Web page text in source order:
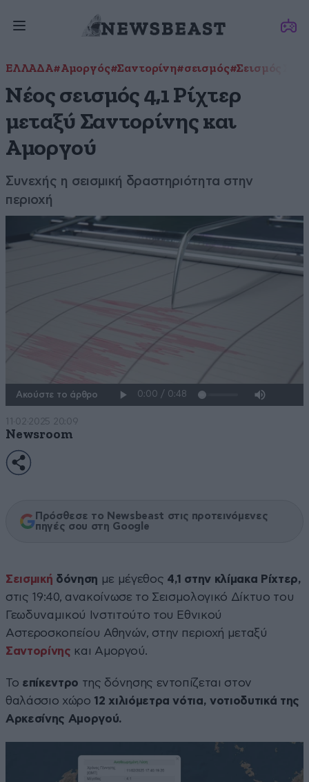
ΕΛΛΑΔΑ#Αμοργός#Σαντορίνη#σεισμός#Σεισμός
Νέος σεισμός 4,1 Ρίχτερ
μεταξύ Σαντορίνης και
Αμοργού
Συνεχής η σεισμική δραστηριότητα στην
περιοχή
Ακούστε το άρθρο
11·02·2025 20:09
Newsroom
Πρόσθεσε το Newsbeast στις προτεινόμενες
πηγές σου στη Google
Σεισμική δόνηση με μέγεθος 4,1 στην κλίμακα Ρίχτερ,
στις 19:40, ανακοίνωσε το Σεισμολογικό Δίκτυο του
Γεωδυναμικού Ινστιτούτο του Εθνικού
Αστεροσκοπείου Αθηνών, στην περιοχή μεταξύ
Σαντορίνης και Αμοργού.
Το επίκεντρο της δόνησης εντοπίζεται στον
θαλάσσιο χώρο 12 χιλιόμετρα νότια, νοτιοδυτικά της
Αρκεσίνης Αμοργού.